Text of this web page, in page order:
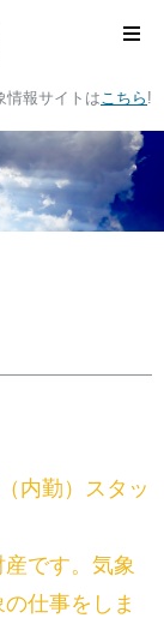
情報サイトはこちら !
内勤）スタッ
産です。気象
仕事をしま